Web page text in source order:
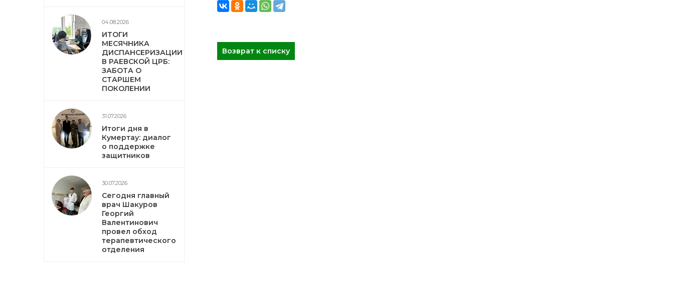
04.08.2026
ИТОГИ
МЕСЯЧНИКА
ДИСПАНСЕРИЗАЦИИ
В РАЕВСКОЙ ЦРБ:
ЗАБОТА О
СТАРШЕМ
ПОКОЛЕНИИ
31.07.2026
Итоги дня в
Кумертау: диалог
о поддержке
защитников
30.07.2026
Сегодня главный
врач Шакуров
Георгий
Валентинович
провел обход
терапевтического
отделения
Возврат к списку